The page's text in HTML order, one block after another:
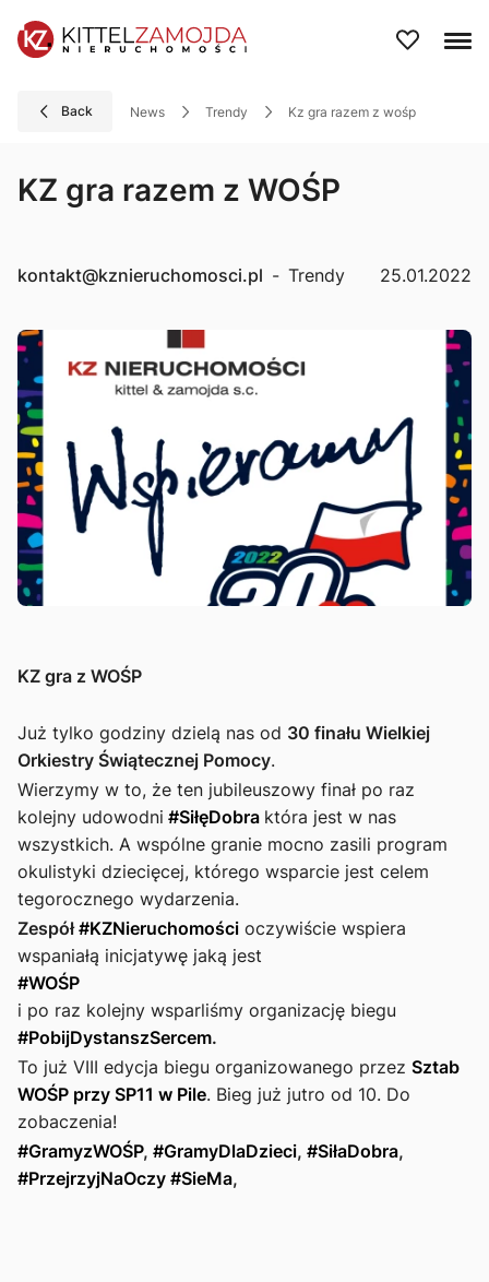
Back News Trendy kz gra razem z wośp
KZ gra razem z WOŚP
kontakt@kznieruchomosci.pl - Trendy 25.01.2022
KZ gra z WOŚP
Już tylko godziny dzielą nas od 30 finału Wielkiej
Orkiestry Świątecznej Pomocy.
Wierzymy w to, że ten jubileuszowy finał po raz
kolejny udowodni #SiłęDobra która jest w nas
wszystkich. A wspólne granie mocno zasili program
okulistyki dziecięcej, którego wsparcie jest celem
tegorocznego wydarzenia.
Zespół#KZNieruchomości oczywiście wspiera
wspaniałą inicjatywę jaką jest
#WOŚP
i po raz kolejny wsparliśmy organizację biegu
#PobijDystanszSercem.
To już VIII edycja biegu organizowanego przez Sztab
WOŚP przy SP11 w Pile. Bieg już jutro od 10. Do
zobaczenia!
#GramyzWOŚP, #GramyDlaDzieci, #SiłaDobra,
#PrzejrzyjNaOczy #SieMa,